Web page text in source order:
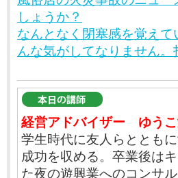
しょうか？
なんとなく閉塞感を覚え
んな気がしてなりません
経営アドバイザー ゆうこ
学生時代に友人らととも
成功を収める。卒業後は
た夜の遊興業へのコンサ